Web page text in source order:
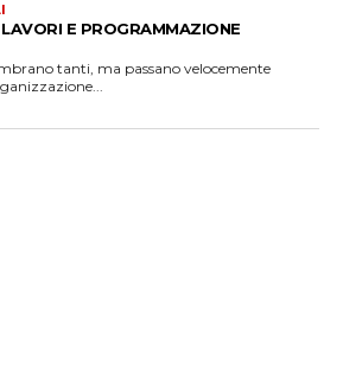
E PROGRAMMAZIONE
tanti, ma passano velocemente